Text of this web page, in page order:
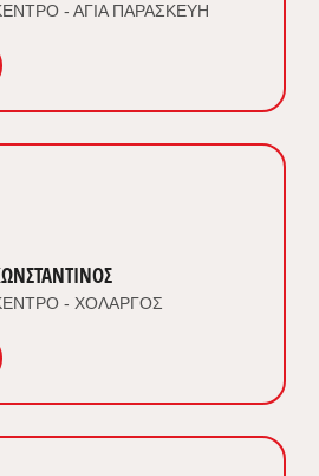
- ΑΓΙΑ ΠΑΡΑΣΚΕΥΗ
- ΧΟΛΑΡΓΟΣ